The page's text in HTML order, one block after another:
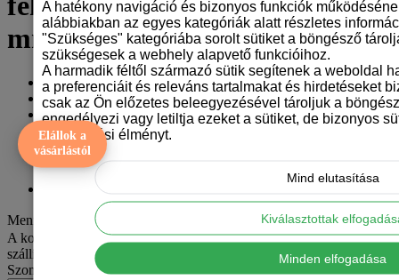
mm)
Gyártó:Tangerine Design
Model: aszexualis-kituzo
Elérhetőség: 20
390 Ft
ÁFA nélkül: 307 Ft
Mennyiség
A kosár jelenlegi értékével még 15 000 Ft hiányzik az ingyenes
szállításhoz MPL csomagpontra vagy automatába.
Szombat van – hétfőn adjuk fel.
Elállok a
vásárlástól
A hatékony navigáció és bizonyos funkciók
alábbiakban az egyes kategóriák alatt részletes
"Szükséges" kategóriába sorolt sütiket a böngésző
szükségesek a webhely alapvető funkcióihoz.
A harmadik féltől származó sütik segítenek a weboldal
a preferenciáit és releváns tartalmakat és hirdetéseket
csak az Ön előzetes beleegyezésével tároljuk a
engedélyezi vagy letiltja ezeket a sütiket, de bizonyos
böngészési élményt.
Mind elutasítása
Kiválasztottak
Minden elfogadása